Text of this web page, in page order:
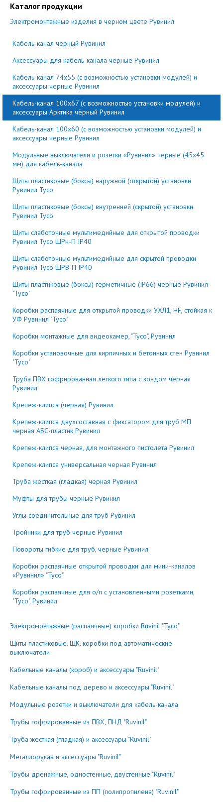
Каталог продукции
Электромонтажные изделия в черном цвете Рувинил
Кабель-канал черный Рувинил
Аксессуары для кабель-канала черные Рувинил
Кабель-канал 74x55 (с возможностью установки модулей) и
аксессуары черные Рувинил
Кабель-канал 100x67 (с возможностью установки модулей) и
аксессуары Арктика чёрный Рувинил
Кабель-канал 100x60 (с возможностью установки модулей) и
аксессуары черные Рувинил
Модульные выключатели и розетки «Рувинил» черные (45х45
мм) для кабель-канала
Щиты пластиковые (боксы) наружной (открытой) установки
Рувинил Тусо
Щиты пластиковые (боксы) внутренней (скрытой) установки
Рувинил Тусо
Щиты слаботочные мультимедийные для открытой проводки
Рувинил Тусо ЩРн-П IP40
Щиты слаботочные мультимедийные для скрытой проводки
Рувинил Тусо ЩРВ-П IP40
Щиты пластиковые (боксы) герметичные (IP66) чёрные Рувинил
"Тусо"
Коробки распаячные для открытой проводки УХЛ1, HF, стойкая к
УФ Рувинил "Тусо"
Коробки монтажные для видеокамер, "Тусо", Рувинил
Коробки установочные для кирпичных и бетонных стен Рувинил
"Тусо"
Труба ПВХ гофрированная легкого типа с зондом черная
Рувинил
Крепеж-клипса (черная) Рувинил
Крепеж-клипса двухсоставная с фиксатором для труб МП
черная АБС-пластик Рувинил
Крепеж-клипса черная, для монтажного пистолета Рувинил
Крепеж-клипса универсальная черная Рувинил
Труба жесткая (гладкая) черная Рувинил
Муфты для трубы черные Рувинил
Углы соединительные для труб Рувинил
Тройники для труб черные Рувинил
Повороты гибкие для труб, черные Рувинил
Коробки распаячные открытой проводки для мини-каналов
«Рувинил» "Тусо"
Коробки распаячные для о/п с установленными розетками,
"Тусо", Рувинил
Электромонтажные (распаячные) коробки Ruvinil "Тусо"
Щиты пластиковые, ЩК, коробки под автоматические
выключатели
Кабельные каналы (короб) и аксессуары "Ruvinil"
Кабельные каналы под дерево и аксессуары "Ruvinil"
Модульные розетки и выключатели для кабель-канала
Трубы гофрированные из ПВХ, ПНД "Ruvinil"
Труба жесткая (гладкая) и аксессуары "Ruvinil"
Металлорукав и аксессуары "Ruvinil"
Трубы дренажные, одностенные, двустенные "Ruvinil"
Трубы гофрированные из ПП (полипропилена) "Ruvinil"